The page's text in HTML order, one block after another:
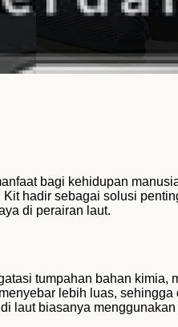
bagi kehidupan
hadir sebagai solusi
di perairan laut.
tumpahan bahan
lebih luas,
laut biasanya